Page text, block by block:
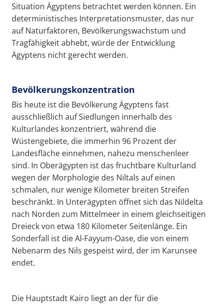
Situation Ägyptens betrachtet werden können. Ein
deterministisches Interpretationsmuster, das nur
auf Naturfaktoren, Bevölkerungswachstum und
Tragfähigkeit abhebt, würde der Entwicklung
Ägyptens nicht gerecht werden.
Bevölkerungskonzentration
Bis heute ist die Bevölkerung Ägyptens fast
ausschließlich auf Siedlungen innerhalb des
Kulturlandes konzentriert, während die
Wüstengebiete, die immerhin 96 Prozent der
Landesfläche einnehmen, nahezu menschenleer
sind. In Oberägypten ist das fruchtbare Kulturland
wegen der Morphologie des Niltals auf einen
schmalen, nur wenige Kilometer breiten Streifen
beschränkt. In Unterägypten öffnet sich das Nildelta
nach Norden zum Mittelmeer in einem gleichseitigen
Dreieck von etwa 180 Kilometer Seitenlänge. Ein
Sonderfall ist die Al-Fayyum-Oase, die von einem
Nebenarm des Nils gespeist wird, der im Karunsee
endet.
Die Hauptstadt Kairo liegt an der für die